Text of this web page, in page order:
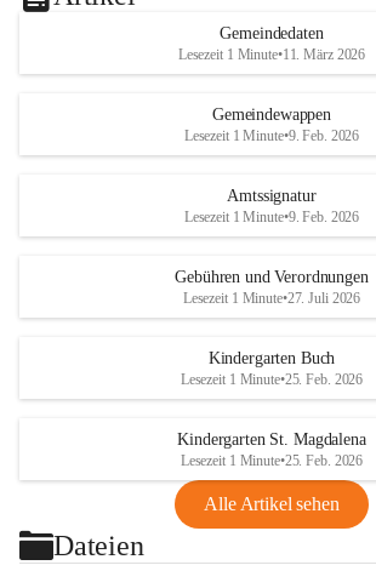
Gemeindedaten
Lesezeit 1 Minute•11. März 2026
Gemeindewappen
Lesezeit 1 Minute•9. Feb. 2026
Amtssignatur
Lesezeit 1 Minute•9. Feb. 2026
Gebühren und Verordnungen
Lesezeit 1 Minute•27. Juli 2026
Kindergarten Buch
Lesezeit 1 Minute•25. Feb. 2026
Kindergarten St. Magdalena
Lesezeit 1 Minute•25. Feb. 2026
Alle Artikel sehen
Dateien